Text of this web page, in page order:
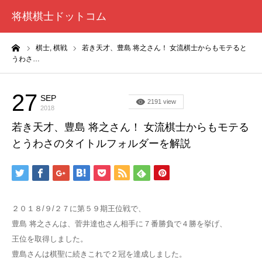
将棋棋士ドットコム
棋士, 棋戦
若き天才、豊島 将之さん！ 女流棋士からもモテると
うわさ…
27 SEP
2018
2191 view
若き天才、豊島 将之さん！ 女流棋士からもモテる
とうわさのタイトルフォルダーを解説
２０１８/９/２７に第５９期王位戦で、
豊島 将之さんは、菅井達也さん相手に７番勝負で４勝を挙げ、
王位を取得しました。
豊島さんは棋聖に続きこれで２冠を達成しました。